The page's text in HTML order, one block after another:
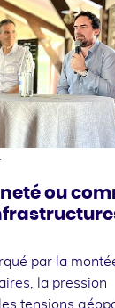
ou
par la
la pression
tensions